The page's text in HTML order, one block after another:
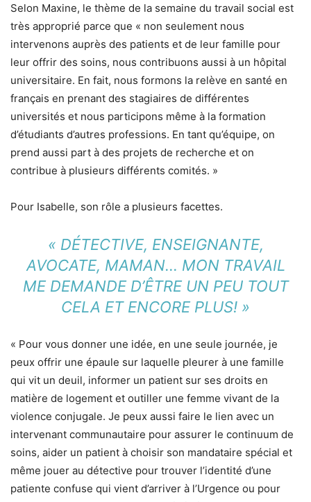
Selon Maxine, le thème de la semaine du travail social est
très approprié parce que « non seulement nous
intervenons auprès des patients et de leur famille pour
leur offrir des soins, nous contribuons aussi à un hôpital
universitaire. En fait, nous formons la relève en santé en
français en prenant des stagiaires de différentes
universités et nous participons même à la formation
d’étudiants d’autres professions. En tant qu’équipe, on
prend aussi part à des projets de recherche et on
contribue à plusieurs différents comités. »
Pour Isabelle, son rôle a plusieurs facettes.
« DÉTECTIVE, ENSEIGNANTE,
AVOCATE, MAMAN… MON TRAVAIL
ME DEMANDE D’ÊTRE UN PEU TOUT
CELA ET ENCORE PLUS! »
« Pour vous donner une idée, en une seule journée, je
peux offrir une épaule sur laquelle pleurer à une famille
qui vit un deuil, informer un patient sur ses droits en
matière de logement et outiller une femme vivant de la
violence conjugale. Je peux aussi faire le lien avec un
intervenant communautaire pour assurer le continuum de
soins, aider un patient à choisir son mandataire spécial et
même jouer au détective pour trouver l’identité d’une
patiente confuse qui vient d’arriver à l’Urgence ou pour